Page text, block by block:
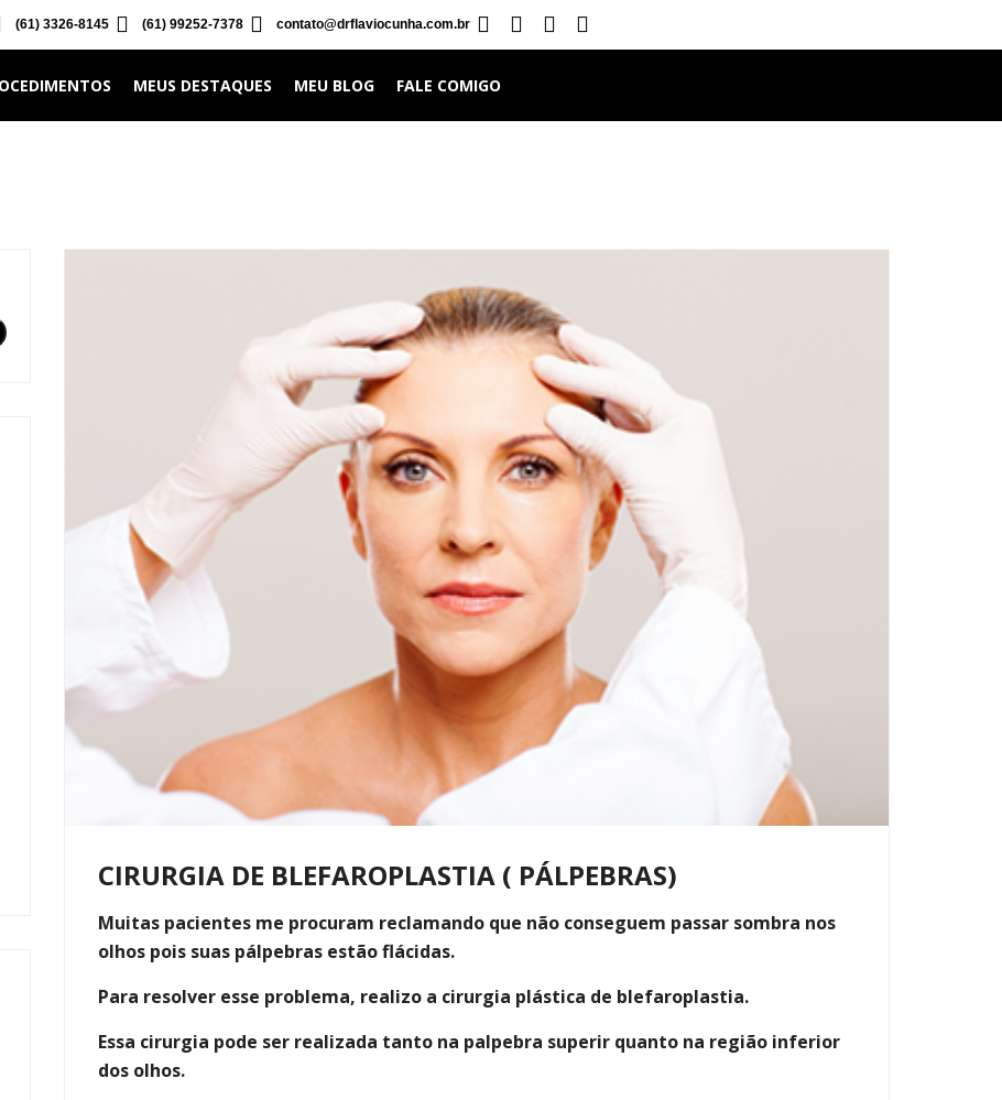
(61) 3326-8145 (61) 99252-7378 contato@drflaviocunha.com.br
MEUS DESTAQUES MEU BLOG FALE COMIGO
CIRURGIA DE BLEFAROPLASTIA ( PÁLPEBRAS)
Muitas pacientes me procuram reclamando que não conseguem passar sombra nos
olhos pois suas pálpebras estão flácidas.
Para resolver esse problema, realizo a cirurgia plástica de blefaroplastia.
Essa cirurgia pode ser realizada tanto na palpebra superir quanto na região inferior
dos olhos.